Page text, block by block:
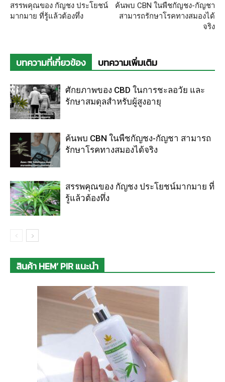
สรรพคุณของ กัญชง ประโยชน์
มากมาย ที่รู้แล้วต้องทึ่ง
ค้นพบ CBN ในพืชกัญชง-กัญชา
สามารถรักษาโรคทางสมองได้
จริง
บทความที่เกี่ยวข้อง บทความเพิ่มเติม
ศักยภาพของ CBD ในการชะลอวัย และ
รักษาสมดุลสำหรับผู้สูงอายุ
ค้นพบ CBN ในพืชกัญชง-กัญชา สามารถ
รักษาโรคทางสมองได้จริง
สรรพคุณของ กัญชง ประโยชน์มากมาย ที่
รู้แล้วต้องทึ่ง
สินค้า HEM’ PIR แนะนำ